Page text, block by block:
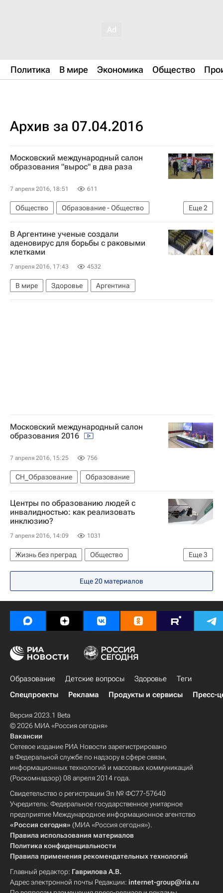
Политика В мире Экономика Общество
Архив за 07.04.2016
Московский международный салон
образования "вырос" в два раза
7 апреля 2016, 18:51 611
Еще2
Общество
Образование - Общество
СН_Образование
Образование
В Аргентине ученые создали
аденовирус для борьбы с раковыми
клетками
7 апреля 2016, 17:43 4532
В мире Здоровье Аргентина
Московский международный салон
образования 2016
7 апреля 2016, 15:25 756
СН_Образование Образование
Центры по образованию людей с
инвалидностью: как реализовать
инклюзию?
7 апреля 2016, 14:09 1031
Еще3
Жизнь без преград
Общество
Перспектива
Здоровье
Россия
Еще 20 материалов
Образование Детские вопросы Здоровье
Теги
Спецпроекты
Реклама Продукты и сервисы Пресс-
Версия 2023.1 Beta
© 2026 МИА «Россия сегодня»
Вакансии
Сетевое издание РИА Новости зарегистрировано
в Федеральной службе по надзору в сфере связи,
информационных технологий и массовых коммуникаций
(Роскомнадзор) 08 апреля 2014 года.
Свидетельство о регистрации Эл № ФС77-57640
Учредитель: Федеральное государственное унитарное
предприятие Международное информационное агентство
«Россия сегодня» (МИА «Россия сегодня»).
Правила использования материалов
Политика конфиденциальности
Правила применения рекомендательных технологий
Главный редактор: Гаврилова А.В.
Адрес электронной почты Редакции: internet-group@ria.ru